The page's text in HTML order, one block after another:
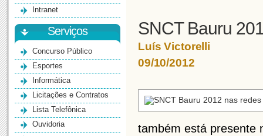
Intranet
Serviços
Concurso Público
Esportes
Informática
Licitações e Contratos
Lista Telefônica
Ouvidoria
SNCT Bauru
Luís Victorelli
09/10/2012
também está presente